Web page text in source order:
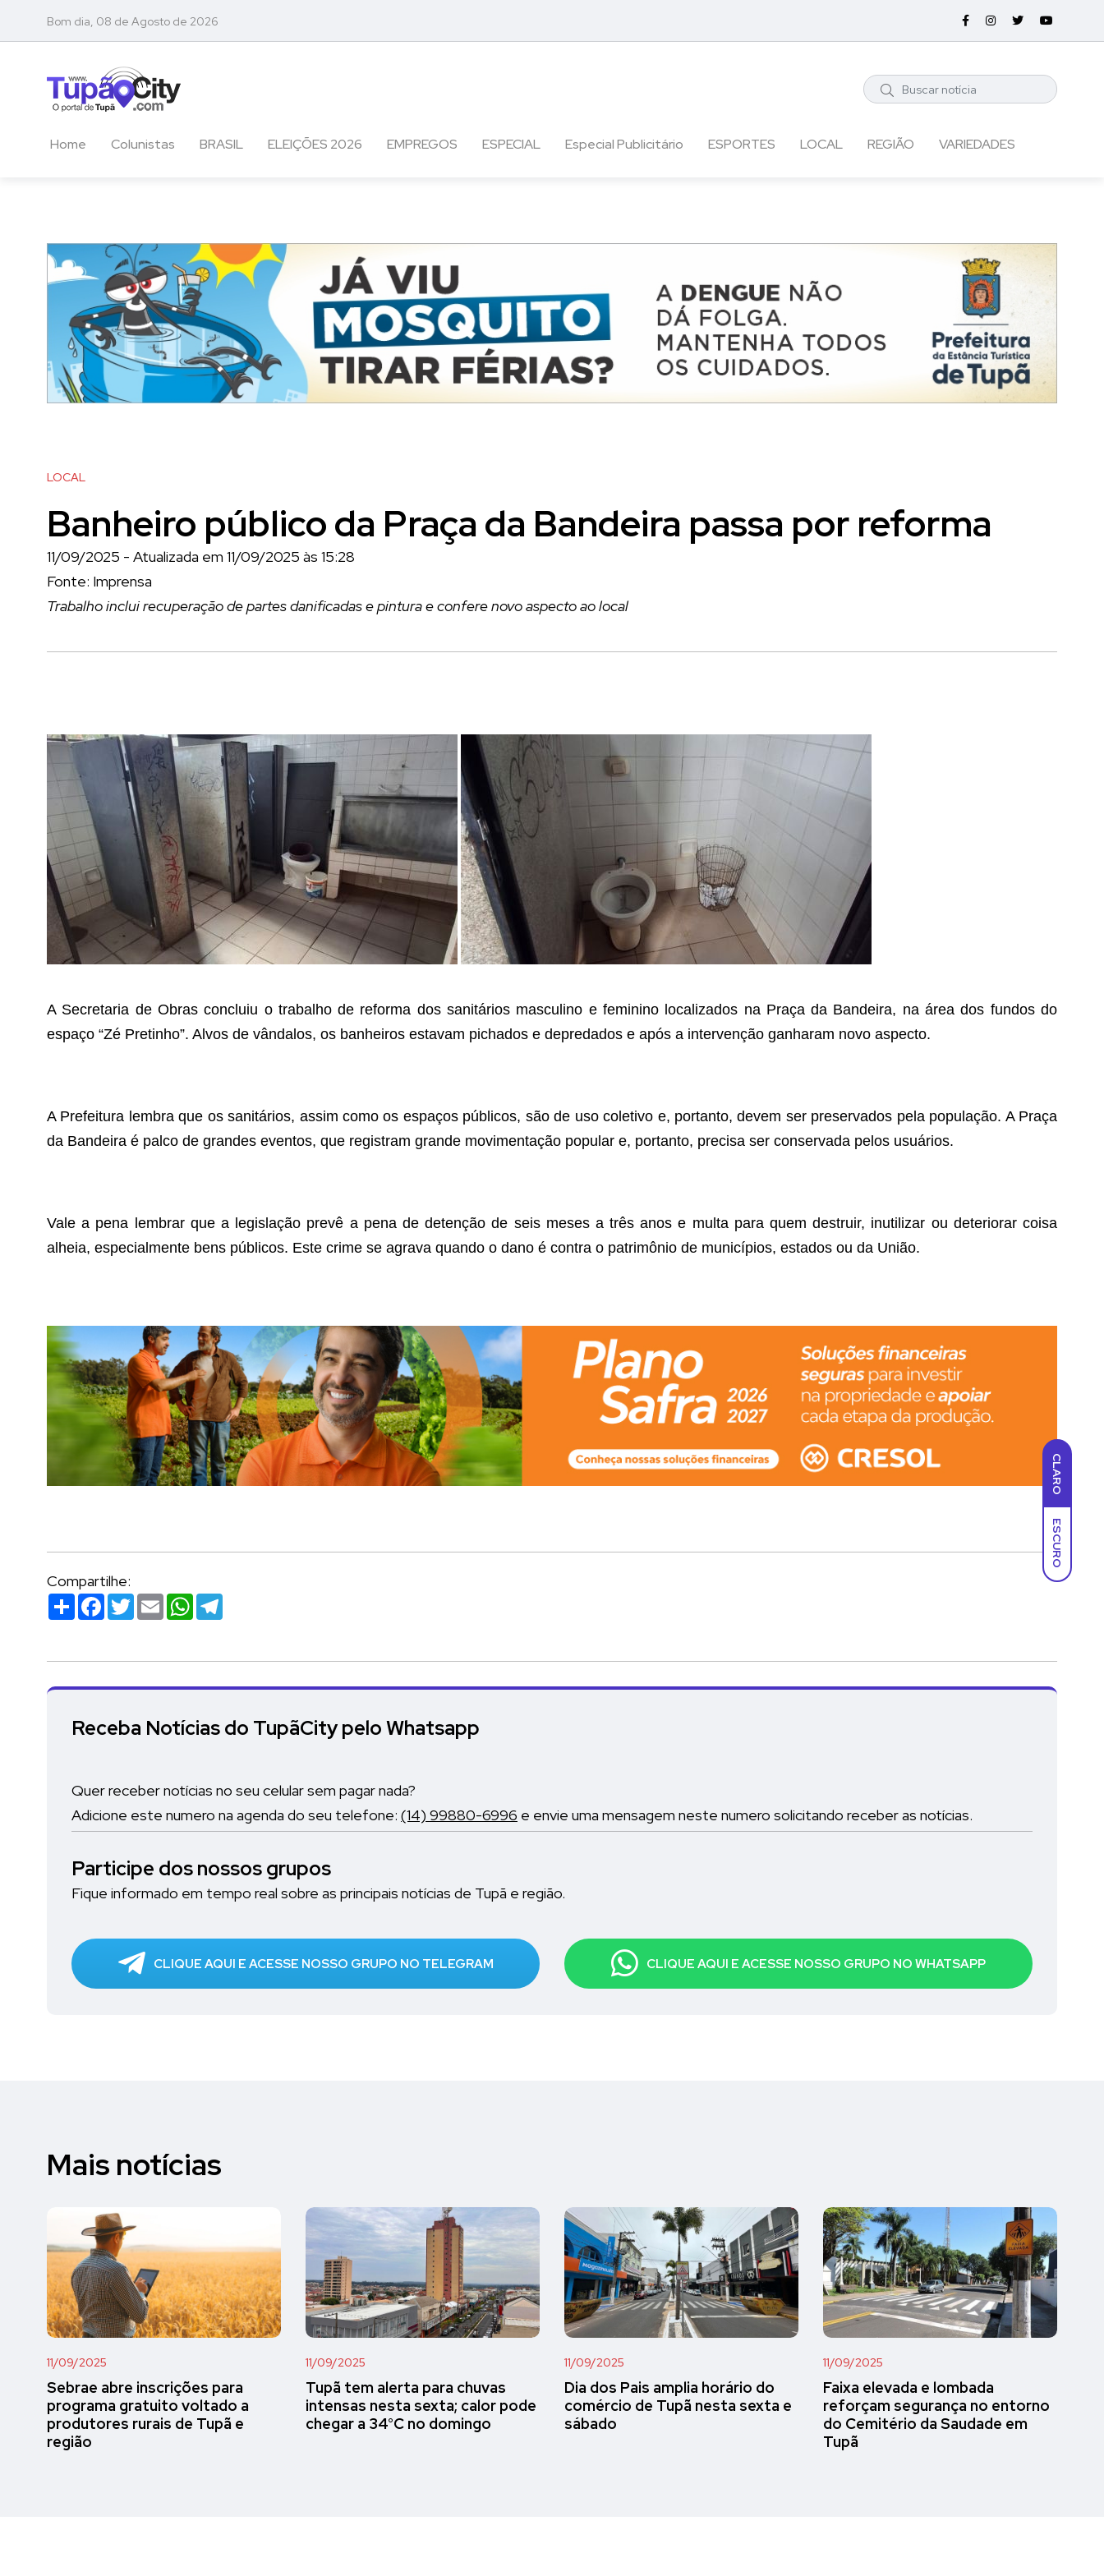
CLARO
ESCURO
Bom dia, 08 de Agosto de 2026
Home Colunistas BRASIL ELEIÇÕES 2026 EMPREGOS ESPECIAL Especial Publicitário ESPORTES LOCAL REGIÃO VARIEDADES
LOCAL
Banheiro público da Praça da Bandeira passa por reforma
11/09/2025 - Atualizada em 11/09/2025 às 15:28
Fonte: Imprensa
Trabalho inclui recuperação de partes danificadas e pintura e confere novo aspecto ao local
A Secretaria de Obras concluiu o trabalho de reforma dos sanitários masculino e feminino localizados na Praça da Bandeira, na área dos fundos do
espaço “Zé Pretinho”. Alvos de vândalos, os banheiros estavam pichados e depredados e após a intervenção ganharam novo aspecto.
A Prefeitura lembra que os sanitários, assim como os espaços públicos, são de uso coletivo e, portanto, devem ser preservados pela população. A Praça
da Bandeira é palco de grandes eventos, que registram grande movimentação popular e, portanto, precisa ser conservada pelos usuários.
Vale a pena lembrar que a legislação prevê a pena de detenção de seis meses a três anos e multa para quem destruir, inutilizar ou deteriorar coisa
alheia, especialmente bens públicos. Este crime se agrava quando o dano é contra o patrimônio de municípios, estados ou da União.
Compartilhe:
Compartilhar
Facebook
TwitterEmailWhatsApp
Receba Notícias do TupãCity pelo Whatsapp
Quer receber notícias no seu celular sem pagar nada?
Adicione este numero na agenda do seu telefone: (14) 99880-6996 e envie uma mensagem neste numero solicitando receber as notícias.
Participe dos nossos grupos
Fique informado em tempo real sobre as principais notícias de Tupã e região.
CLIQUE AQUI E ACESSE NOSSO GRUPO NO TELEGRAM CLIQUE AQUI E ACESSE NOSSO GRUPO NO WHATSAPP
Mais notícias
11/09/2025
Sebrae abre inscrições para
programa gratuito voltado a
produtores rurais de Tupã e
região
11/09/2025
Tupã tem alerta para chuvas
intensas nesta sexta; calor pode
chegar a 34°C no domingo
11/09/2025
Dia dos Pais amplia horário do
comércio de Tupã nesta sexta e
sábado
11/09/2025
Faixa elevada e lombada
reforçam segurança no entorno
do Cemitério da Saudade em
Tupã